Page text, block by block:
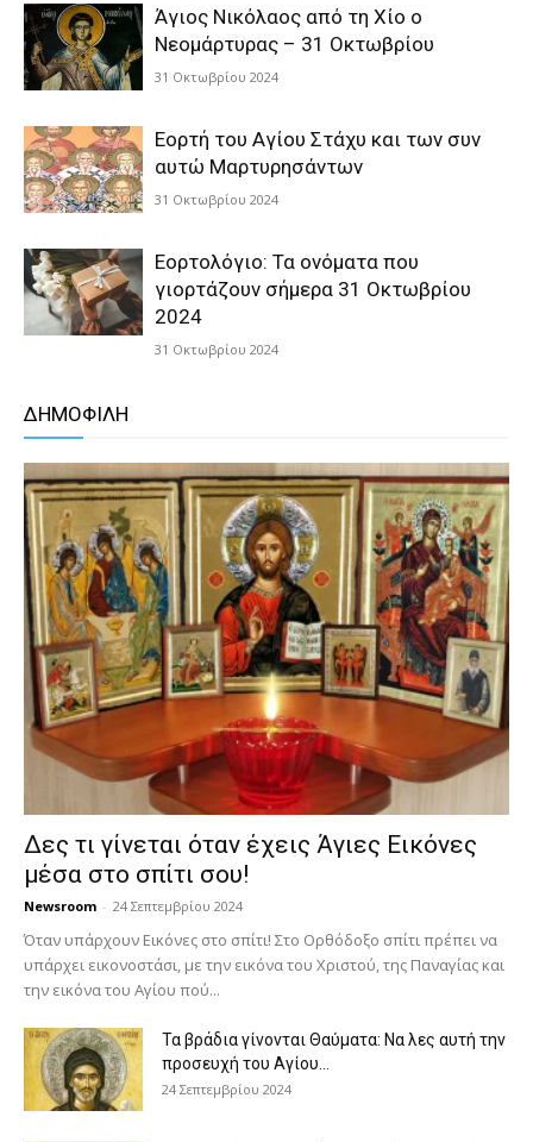
Άγιος Νικόλαος από τη Χίο ο
Νεομάρτυρας – 31 Οκτωβρίου
31 Οκτωβρίου 2024
Εορτή του Αγίου Στάχυ και των συν
αυτώ Μαρτυρησάντων
31 Οκτωβρίου 2024
Εορτολόγιο: Τα ονόματα που
γιορτάζουν σήμερα 31 Οκτωβρίου
2024
31 Οκτωβρίου 2024
ΔΗΜΟΦΙΛΗ
Δες τι γίνεται όταν έχεις Άγιες Εικόνες
μέσα στο σπίτι σου!
Newsroom - 24 Σεπτεμβρίου 2024
Όταν υπάρχουν Εικόνες στο σπίτι! Στο Ορθόδοξο σπίτι πρέπει να
υπάρχει εικονοστάσι, με την εικόνα του Χριστού, της Παν­αγίας και
την εικόνα του Αγίου πού...
Τα βράδια γίνονται Θαύματα: Να λες αυτή την
προσευχή του Αγίου...
24 Σεπτεμβρίου 2024